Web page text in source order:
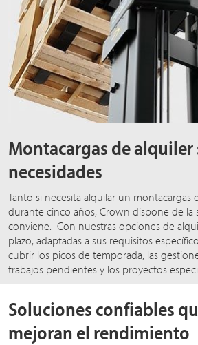
Montacargas de alquiler
necesidades
Tanto si necesita alquilar un
durante cinco años, Crown dispone de la
conviene. Con nuestras opciones de
plazo, adaptadas a sus requisitos
cubrir los picos de temporada, las
trabajos pendientes y los proyectos
Soluciones confiables
mejoran el rendimiento